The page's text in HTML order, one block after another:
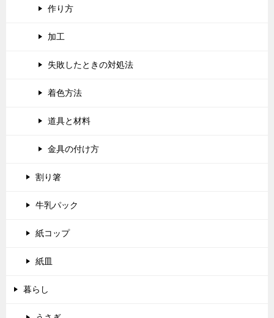
作り方
加工
失敗したときの対処法
着色方法
道具と材料
金具の付け方
割り箸
牛乳パック
紙コップ
紙皿
暮らし